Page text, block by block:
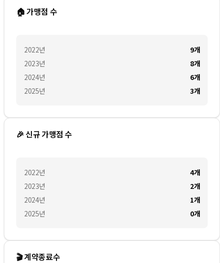
🏠 가맹점 수
2022년
2023년
2024년
2025년
9개
8개
6개
3개
🎉 신규 가맹점 수
2022년
2023년
2024년
2025년
4개
2개
1개
0개
🎬 계약종료수